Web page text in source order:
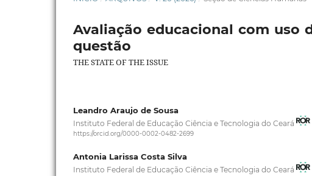
Avaliação educacional com uso
questão
THE STATE OF THE ISSUE
Leandro Araujo de Sousa
Instituto Federal de Educação Ciência e Tecnologia do Ceará
https://orcid.org/0000-0002-0482-2699
Antonia Larissa Costa Silva
Instituto Federal de Educação Ciência e Tecnologia do Ceará